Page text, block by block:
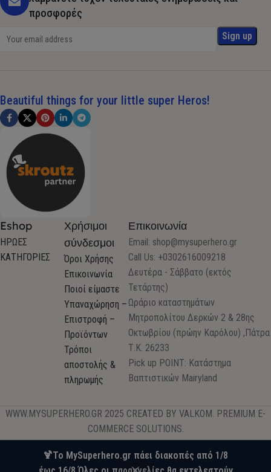
🍹Το MySuperhero.gr πάει διακοπές από 1/8
προσφορές
Beautiful things for your little super Heros!
Eshop
ΗΡΩΕΣ
ΚΑΤΗΓΟΡΙΕΣ
Χρήσιμοι
σύνδεσμοι
Όροι Χρήσης
Επικοινωνία
Ποιοί είμαστε
Υπαναχώρηση –
Επιστροφή –
Προϊόντων
Τρόποι
αποστολής &
πληρωμής
Επικοινωνία
Email: shop@mysuperhero.gr
Call Us: +0302616009218
Δευτέρα - Σάββατο (εκτός
Τετάρτης)
Ωράριο καταστημάτων
Μητροπολίτου Δερκών 2 & 28ης
Οκτωβρίου (πρώην Καρόλου) ,Πάτρα
Τ.Κ. 26233
Pick up POINT: Κατάστημα
Βαπτιστικών Mairyland
WWW.MYSUPERHERO.GR 2025 CREATED BY VALKOM. PREMIUM E-
COMMERCE SOLUTIONS.